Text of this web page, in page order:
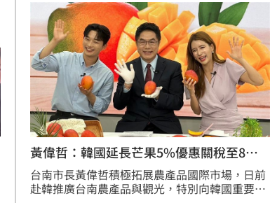
黃偉哲：韓國延長芒果5%優惠關稅至8／
15
台南市長黃偉哲積極拓展農產品國際市場，日前
赴韓推廣台南農產品與觀光，特別向韓國重要政